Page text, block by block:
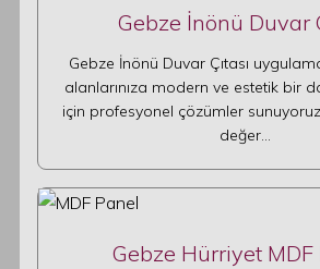
Gebze İnönü Duvar
Gebze İnönü Duvar Çıtası
alanlarınıza modern ve estetik bir
için profesyonel çözümler
değer…
Gebze Hürriyet MDF